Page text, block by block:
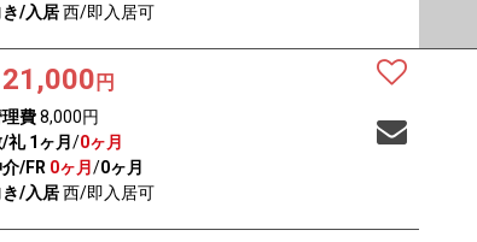
き/入居西/即入居可
円
費8,000円
礼 1ヶ月 /0ヶ月
/FR 0ヶ月 /0ヶ月
き/入居西/即入居可